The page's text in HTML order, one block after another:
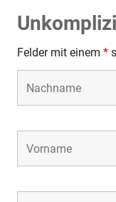
Felder mit einem *